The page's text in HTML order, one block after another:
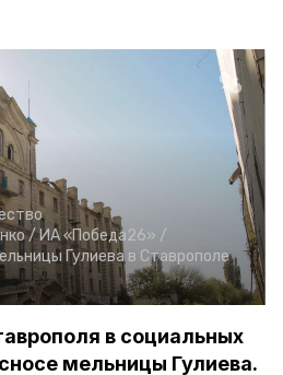
/ИА «Победа26» /
Гулиева в Ставрополе
в социальных
мельницы Гулиева.